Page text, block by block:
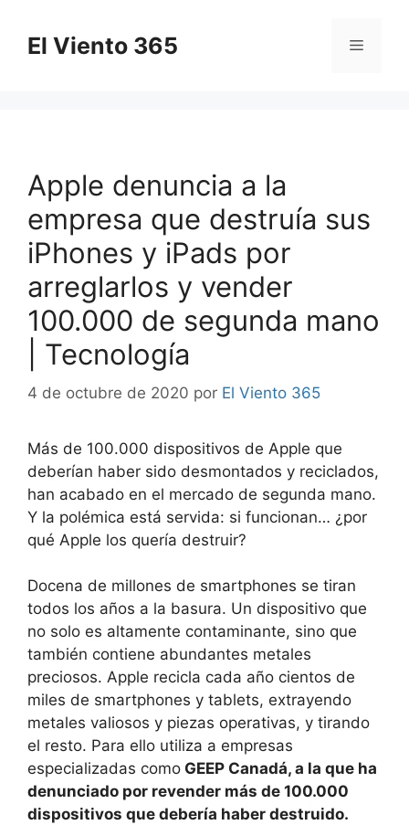
contenido
El Viento 365 Menú
Apple denuncia a la
empresa que destruía sus
iPhones y iPads por
arreglarlos y vender
100.000 de segunda mano
| Tecnología
4 de octubre de 2020 por El Viento 365
Más de 100.000 dispositivos de Apple que
deberían haber sido desmontados y reciclados,
han acabado en el mercado de segunda mano.
Y la polémica está servida: si funcionan… ¿por
qué Apple los quería destruir?
Docena de millones de smartphones se tiran
todos los años a la basura. Un dispositivo que
no solo es altamente contaminante, sino que
también contiene abundantes metales
preciosos. Apple recicla cada año cientos de
miles de smartphones y tablets, extrayendo
metales valiosos y piezas operativas, y tirando
el resto. Para ello utiliza a empresas
especializadas como GEEP Canadá, a la que ha
denunciado por revender más de 100.000
dispositivos que debería haber destruido.